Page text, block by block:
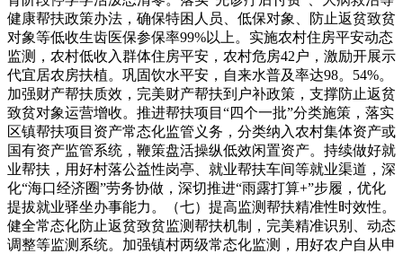
健康帮扶政策办法，确保特困人员、低保对象、防止返贫致贫
对象等低收生齿医保参保率99%以上。实施农村住房平安动态
监测，农村低收入群体住房平安，农村危房42户，激励开展示
代宜居农房扶植。巩固饮水平安，自来水普及率达98。54%。
加强财产帮扶质效，完美财产帮扶到户补政策，支撑防止返贫
致贫对象运营增收。推进帮扶项目“四个一批”分类施策，落实
区镇帮扶项目资产常态化监管义务，分类纳入农村集体资产或
国有资产监管系统，鞭策盘活操纵低效闲置资产。持续做好就
业帮扶，用好村落公益性岗亭、就业帮扶车间等就业渠道，深
化“海口经济圈”劳务协做，深切推进“雨露打算+”步履，优化
提拔就业驿坐办事能力。（七）提高监测帮扶精准性时效性。
健全常态化防止返贫致贫监测帮扶机制，完美精准识别、动态
调整等监测系统。加强镇村两级常态化监测，用好农户自从申